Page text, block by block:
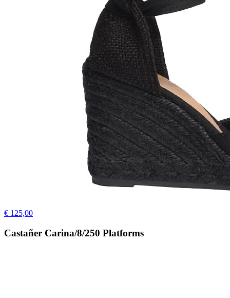
€ 125,00
Castañer Carina/8/250 Platforms